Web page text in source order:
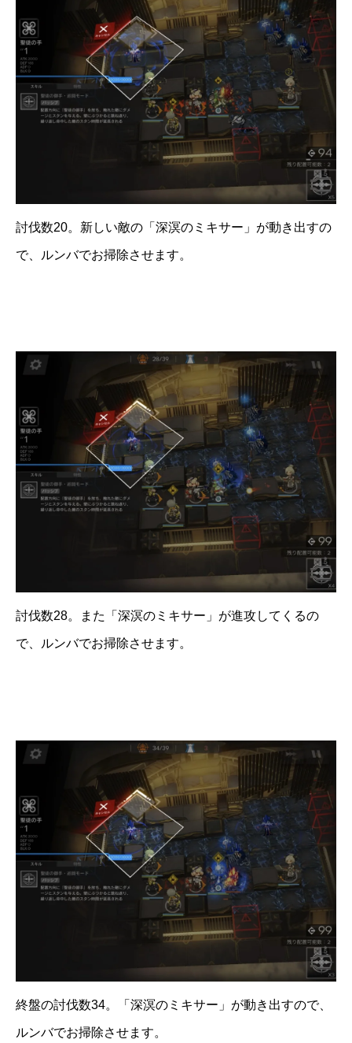
討伐数20。新しい敵の「深溟のミキサー」が動き出すの
で、ルンバでお掃除させます。
討伐数28。また「深溟のミキサー」が進攻してくるの
で、ルンバでお掃除させます。
終盤の討伐数34。「深溟のミキサー」が動き出すので、
ルンバでお掃除させます。